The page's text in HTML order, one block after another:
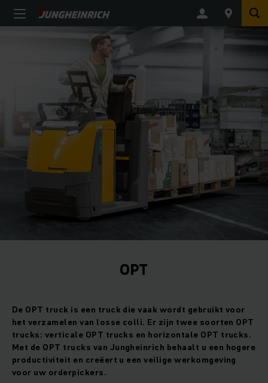
OPT
De OPT truck is een truck die vaak wordt gebruikt voor
het verzamelen van losse colli. Er zijn twee soorten OPT
trucks: verticale OPT trucks en horizontale OPT trucks.
Met de OPT trucks van Jungheinrich behaalt u een hogere
productiviteit en creëert u een veilige werkomgeving
voor uw orderpickers.